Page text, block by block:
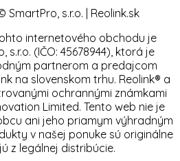
s.r.o. | Reolink.sk
internetového obchodu je
s.r.o. (IČO: 45678944), ktorá je
partnerom a predajcom
na slovenskom trhu. Reolink® a
ochrannými známkami
Limited. Tento web nie je
ani jeho priamym výhradným
v našej ponuke sú originálne
z legálnej distribúcie.